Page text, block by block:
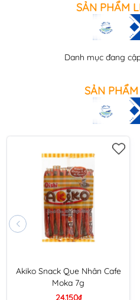
SẢN PHẨM
Danh mục đang
SẢN
Akiko Snack Que Nhân Cafe
Moka 7g
24.150₫